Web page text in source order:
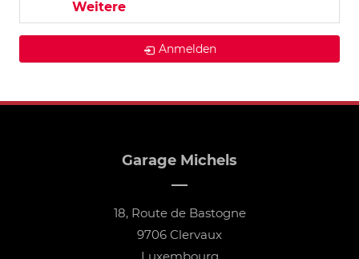
Weitere
Anmelden
Garage Michels
18, Route de Bastogne
9706 Clervaux